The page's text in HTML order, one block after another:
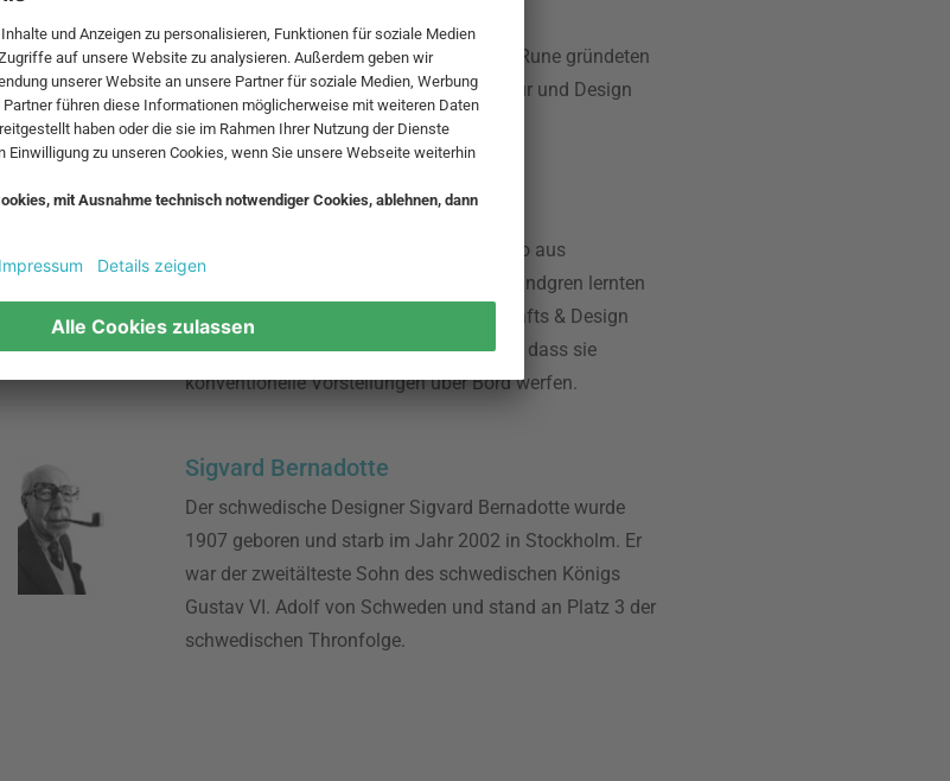
Mårten Claesson, Eero Koivisto und Ola Rune gründeten
im Jahr 1995 in Schweden die Architektur und Design
Firma Claesson Koivisto Rune.
Front Design
Front Design nennt sich ein Designer-Duo aus
Stockholm. Sofia Lagerkvist und Anna Lindgren lernten
sich an der Konstfack School of Arts, Crafts & Design
kennen. Ihre Arbeiten haben gemeinsam, dass sie
konventionelle Vorstellungen über Bord werfen.
Sigvard Bernadotte
Der schwedische Designer Sigvard Bernadotte wurde
1907 geboren und starb im Jahr 2002 in Stockholm. Er
war der zweitälteste Sohn des schwedischen Königs
Gustav VI. Adolf von Schweden und stand an Platz 3 der
schwedischen Thronfolge.